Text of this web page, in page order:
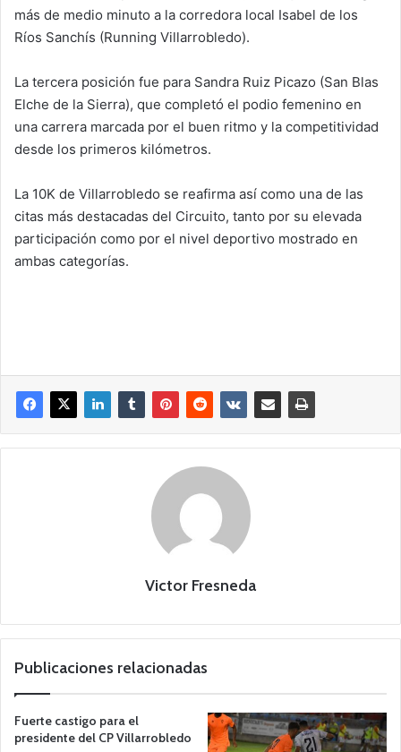
más de medio minuto a la corredora local Isabel de los
Ríos Sanchís (Running Villarrobledo).
La tercera posición fue para Sandra Ruiz Picazo (San Blas
Elche de la Sierra), que completó el podio femenino en
una carrera marcada por el buen ritmo y la competitividad
desde los primeros kilómetros.
La 10K de Villarrobledo se reafirma así como una de las
citas más destacadas del Circuito, tanto por su elevada
participación como por el nivel deportivo mostrado en
ambas categorías.
Victor Fresneda
Publicaciones relacionadas
Fuerte castigo para el
presidente del CP Villarrobledo